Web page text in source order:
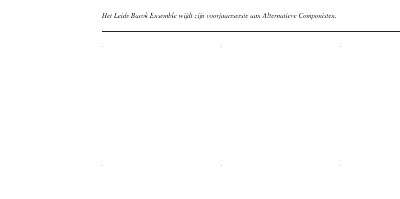
Het Leids Barok Ensemble wĳdt zĳn voorjaarssessie aan Alternatieve Componisten.